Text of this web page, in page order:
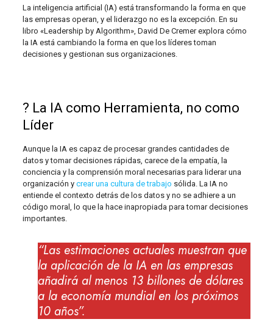
La inteligencia artificial (IA) está transformando la forma en que
las empresas operan, y el liderazgo no es la excepción. En su
libro «Leadership by Algorithm», David De Cremer explora cómo
la IA está cambiando la forma en que los líderes toman
decisiones y gestionan sus organizaciones.
? La IA como Herramienta, no como
Líder
Aunque la IA es capaz de procesar grandes cantidades de
datos y tomar decisiones rápidas, carece de la empatía, la
conciencia y la comprensión moral necesarias para liderar una
organización y crear una cultura de trabajo sólida. La IA no
entiende el contexto detrás de los datos y no se adhiere a un
código moral, lo que la hace inapropiada para tomar decisiones
importantes.
“Las estimaciones actuales muestran que
la aplicación de la IA en las empresas
añadirá al menos 13 billones de dólares
a la economía mundial en los próximos
10 años”.